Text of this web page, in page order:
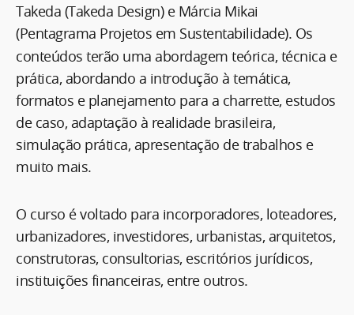
Takeda (Takeda Design) e Márcia Mikai
(Pentagrama Projetos em Sustentabilidade). Os
conteúdos terão uma abordagem teórica, técnica e
prática, abordando a introdução à temática,
formatos e planejamento para a charrette, estudos
de caso, adaptação à realidade brasileira,
simulação prática, apresentação de trabalhos e
muito mais.
O curso é voltado para incorporadores, loteadores,
urbanizadores, investidores, urbanistas, arquitetos,
construtoras, consultorias, escritórios jurídicos,
instituições financeiras, entre outros.